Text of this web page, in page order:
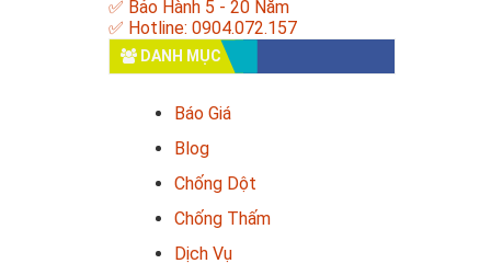
✅ Bảo Hành 5 - 20 Năm
✅ Hotline: 0904.072.157
DANH MỤC
Báo Giá
Blog
Chống Dột
Chống Thấm
Dịch Vụ